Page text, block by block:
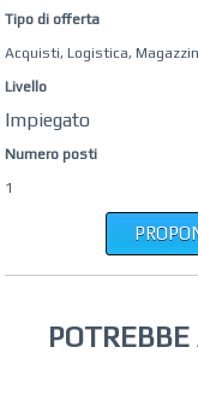
Tipo di offerta
Acquisti, Logistica,
Livello
Impiegato
Numero posti
1